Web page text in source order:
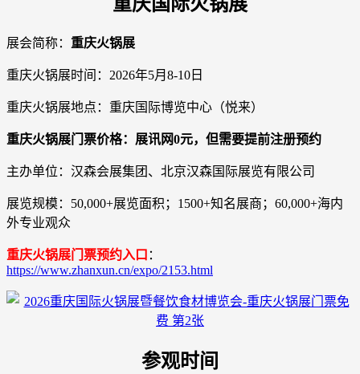
展会简称： 重庆火锅展
重庆火锅展时间：2026年5月8-10日
重庆火锅展地点：重庆国际博览中心（悦来）
重庆火锅展门票价格：展讯网0元，但需要提前注册预约
主办单位：汉森会展集团、北京汉森国际展览有限公司
展览规模：50,000+展览面积；1500+知名展商；60,000+海内
外专业观众
重庆火锅展门票预约入口 ：
https://www.zhanxun.cn/expo/2153.html
参观时间